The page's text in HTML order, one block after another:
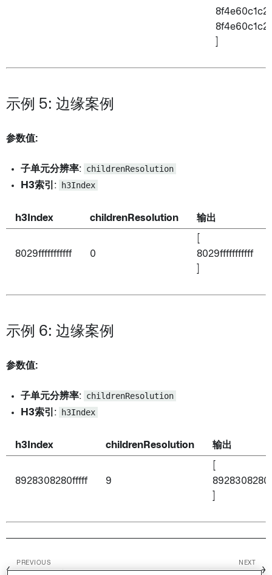
示例 5: 边缘案例
参数值:
子单元分辨率: childrenResolution
H3索引 : h3Index
h3Index childrenResolution 输出
8029fffffffffff 0
8029fffffffffff
示例 6: 边缘案例
参数值:
子单元分辨率: childrenResolution
H3索引 : h3Index
h3Index childrenResolution 输出
8928308280fffff 9
←
PREVIOUS NEXT
→